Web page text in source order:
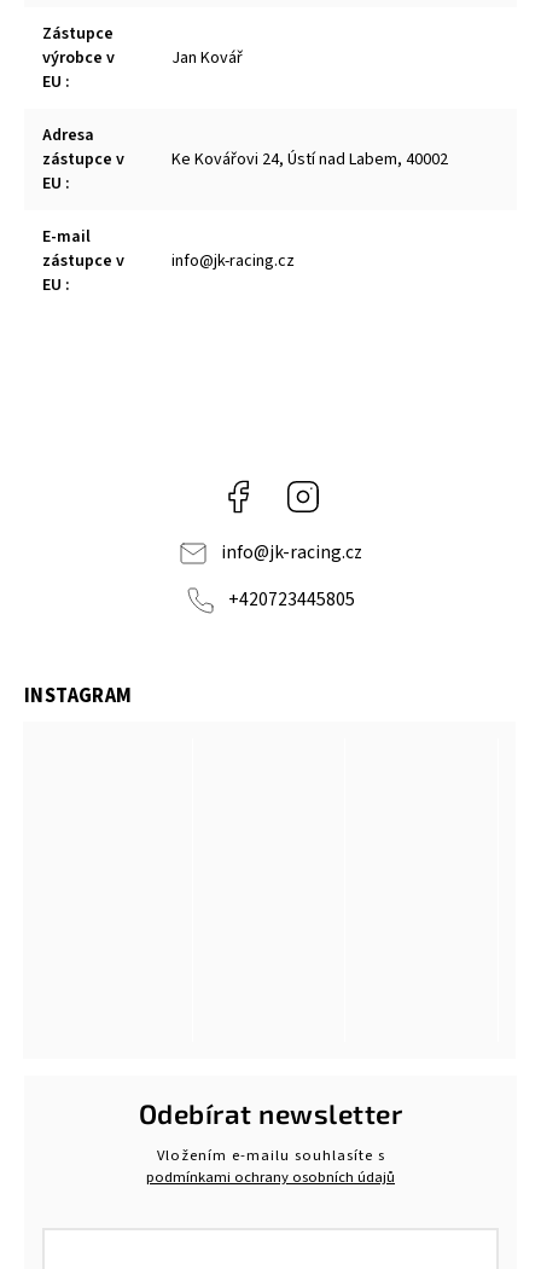
Zástupce
výrobce v
EU :
Jan Kovář
Adresa
zástupce v
EU :
Ke Kovářovi 24, Ústí nad Labem, 40002
E-mail
zástupce v
EU :
info@jk-racing.cz
Facebook
info@jk-racing.cz
+420723445805
INSTAGRAM
Odebírat newsletter
Vložením e-mailu souhlasíte s
podmínkami ochrany osobních údajů